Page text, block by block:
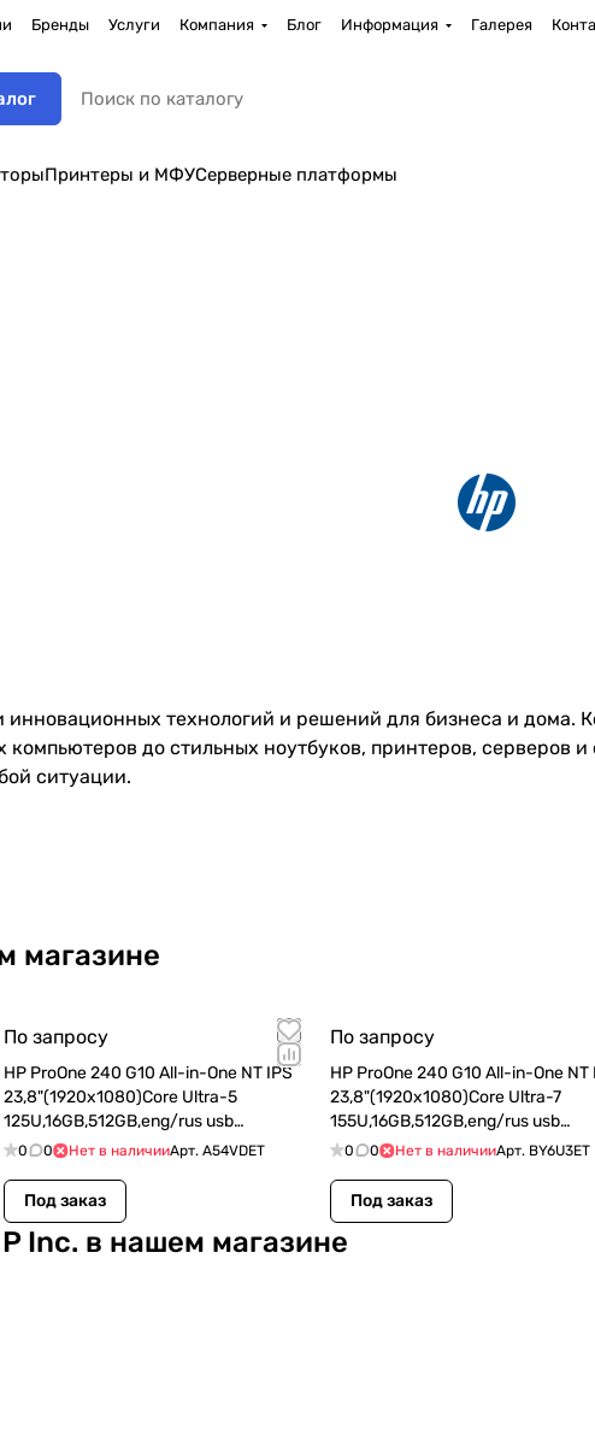
Бренды Услуги Компания Блог Информация Галерея
Принтеры и МФУСерверные платформы
инновационных технологий и решений для бизнеса и дома.
до стильных ноутбуков, принтеров, серверов
ситуации.
HP Pro созданы специально для профессионалов,
и интуитивно понятное управление позволяют
бесперебойную печать благодаря автоматической
будете уверены, что чернила не закончатся неожиданно.
работу корпоративной инфраструктуры и
данных обеспечиваются новейшими
позволяющие справляться с самыми сложными задачами.
снижающее затраты времени и ресурсов.
обеспечивающие долговечность устройств.
с широким спектром программного обеспечения.
новые горизонты возможностей вместе с лидером
магазине
По запросу
HP ProOne 240 G10 All-in-One NT IPS
23,8"(1920x1080)Core Ultra-5
125U,16GB,512GB,eng/rus usb
kbd,WiFi,BT,White,Win11Pro,1Wty
0 0 Нет в наличииАрт.A54VDET
Под заказ
По запросу
HP ProOne 240 G10 All-in-One NT
23,8"(1920x1080)Core Ultra-7
155U,16GB,512GB,eng/rus usb
kbd,mouse,WiFi,BT,5MP,Iron
0 0 Нет в наличииАрт. BY6U3ET
Под заказ
Inc. в нашем магазине